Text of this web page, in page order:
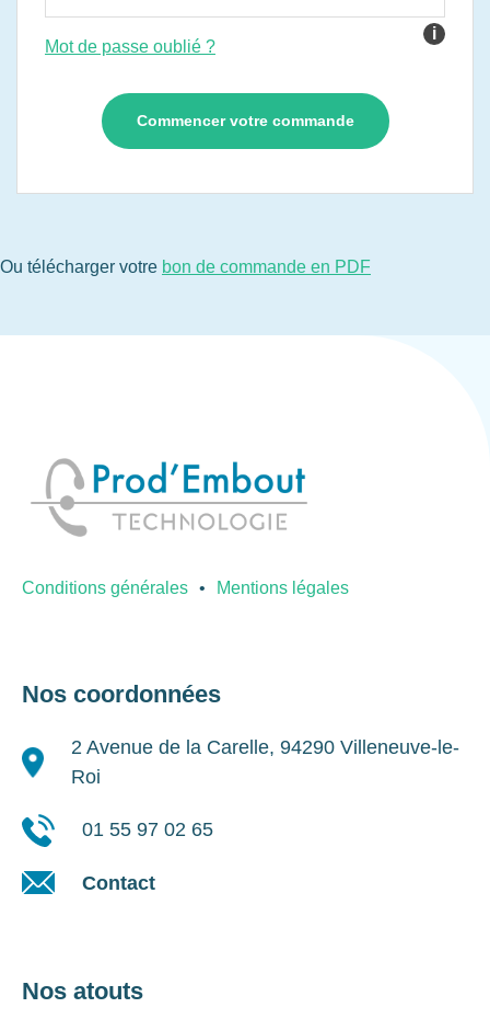
i
Mot de passe oublié ?
Ou télécharger votre bon de commande en PDF
Conditions générales Mentions légales
Nos coordonnées
2 Avenue de la Carelle, 94290 Villeneuve-le-
Roi
01 55 97 02 65
Contact
Nos atouts